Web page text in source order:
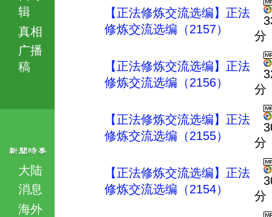
辑
真相
广播
稿
大陆
消息
海外
【正法修炼交流选编】正法
修炼交流选编（2157）
分
【正法修炼交流选编】正法
修炼交流选编（2156）
分
【正法修炼交流选编】正法
修炼交流选编（2155）
分
【正法修炼交流选编】正法
修炼交流选编（2154）
分